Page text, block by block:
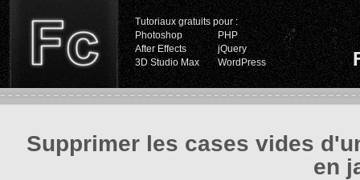
Tutoriaux gratuits pour :
Photoshop
PHP
After Effects
jQuery
3D Studio Max
WordPress
Supprimer les cases vides
en